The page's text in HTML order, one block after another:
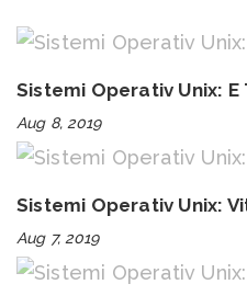
Sistemi Operativ Unix: E
Aug 8, 2019
Sistemi Operativ Unix:
Aug 7, 2019